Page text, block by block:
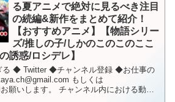
る夏アニメで絶対に見るべき注目
の続編&新作をまとめて紹介！
【おすすめアニメ】【物語シリー
ズ/推しの子/しかのこのこのここ
誘惑/ロシデレ】
る ◆ Twitter ◆チャンネル登録 ◆お仕事の
もしくは
願いします。 チャンネル内における動画